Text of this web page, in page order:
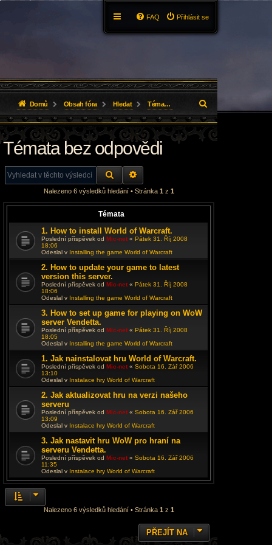
Přihlásit se
FAQ
Domů Obsah fóra Hledat Témata bez odpovědi
l
e
t
Témata bez odpovědi
HLEDAT
Nalezeno 6 výsledků hledání • Stránka 1 z 1
Témata
1. How to install World of Warcraft.
Poslední příspěvek od Mic-net « Pátek 31. Říj 2008
18:06
Odeslal v Installing the game World of Warcraft
2. How to update your game to latest
version this server.
Poslední příspěvek od Mic-net « Pátek 31. Říj 2008
18:06
Odeslal v Installing the game World of Warcraft
3. How to set up game for playing on WoW
server Vendetta.
Poslední příspěvek od Mic-net « Pátek 31. Říj 2008
18:05
Odeslal v Installing the game World of Warcraft
1. Jak nainstalovat hru World of Warcraft.
Poslední příspěvek od Mic-net « Sobota 16. Zář 2006
13:10
Odeslal v Instalace hry World of Warcraft
2. Jak aktualizovat hru na verzi našeho
serveru
Poslední příspěvek od Mic-net « Sobota 16. Zář 2006
13:09
Odeslal v Instalace hry World of Warcraft
3. Jak nastavit hru WoW pro hraní na
serveru Vendetta.
Poslední příspěvek od Mic-net « Sobota 16. Zář 2006
11:35
Odeslal v Instalace hry World of Warcraft
Nalezeno 6 výsledků hledání • Stránka 1 z 1
PŘEJÍT NA